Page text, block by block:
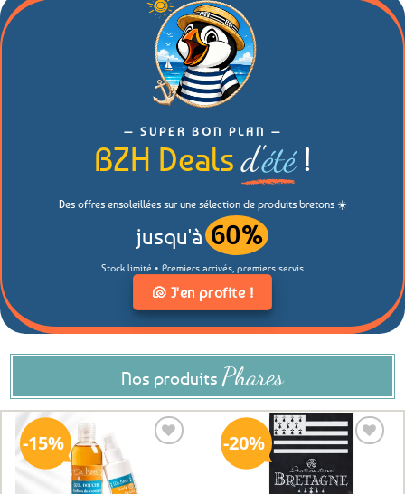
— SUPER BON PLAN —
BZH Deals d'été !
Des offres ensoleillées sur une sélection de produits bretons ☀️
jusqu'à 60%
Stock limité • Premiers arrivés, premiers servis
🐚 J'en profite !
Nos produits Phares
15% 20%
Ajouter